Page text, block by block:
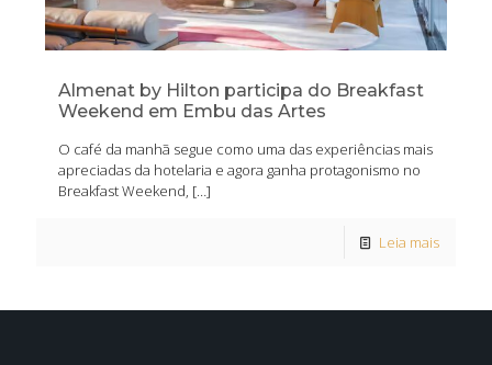
Almenat by Hilton participa do Breakfast
Weekend em Embu das Artes
O café da manhã segue como uma das experiências mais
apreciadas da hotelaria e agora ganha protagonismo no
Breakfast Weekend, […]
Leia mais